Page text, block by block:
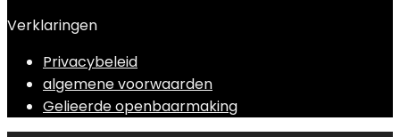
Verklaringen
Privacybeleid
algemene voorwaarden
Gelieerde openbaarmaking